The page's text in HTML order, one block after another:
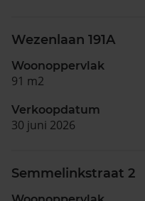
Wezenlaan 191A
Woonoppervlak
91 m2
Verkoopdatum
30 juni 2026
Semmelinkstraat 2